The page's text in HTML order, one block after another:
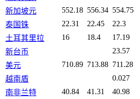
新加坡元
552.18 556.34 554.75
泰国铢
22.31 22.45
22.3
土耳其里拉
16 18.4
17.19
新台币
23.57
美元
710.89 713.88 711.28
越南盾
0.027
南非兰特
40.84 41.31
40.98